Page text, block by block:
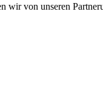
wir von unseren